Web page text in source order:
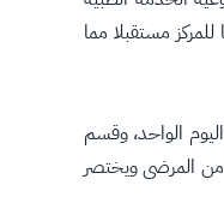
مستقبلا مما
الواحد، وقسم
من المرضى ويختصر